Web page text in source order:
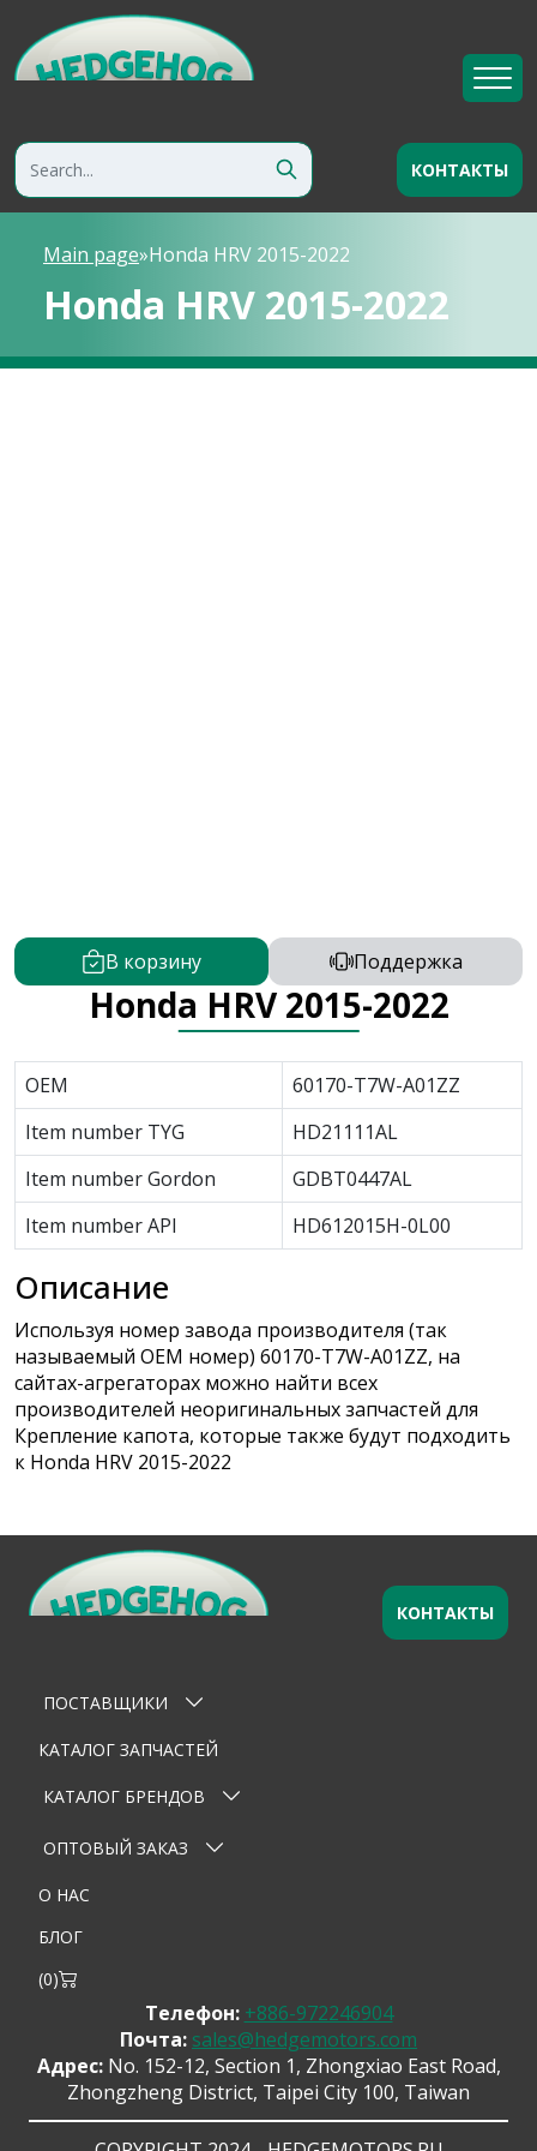
КОНТАКТЫ
Main page»Honda HRV 2015-2022
Honda HRV 2015-2022
В корзину Поддержка
Honda HRV 2015-2022
OEM
60170-T7W-A01ZZ
Item number TYG
HD21111AL
Item number Gordon
GDBT0447AL
Item number API
HD612015H-0L00
Описание
Используя номер завода производителя (так
называемый ОЕМ номер) 60170-T7W-A01ZZ, на
сайтах-агрегаторах можно найти всех
производителей неоригинальных запчастей для
Крепление капота, которые также будут подходить
к Honda HRV 2015-2022
×
Тема
Отправить сообщение
ПОСТАВЩИКИ
КАТАЛОГ ЗАПЧАСТЕЙ
КАТАЛОГ БРЕНДОВ
ОПТОВЫЙ ЗАКАЗ
О НАС
БЛОГ
(0)
КОНТАКТЫ
Телефон: +886-972246904
Почта: sales@hedgemotors.com
Адрес:No. 152-12, Section 1, Zhongxiao East Road,
Zhongzheng District, Taipei City 100, Taiwan